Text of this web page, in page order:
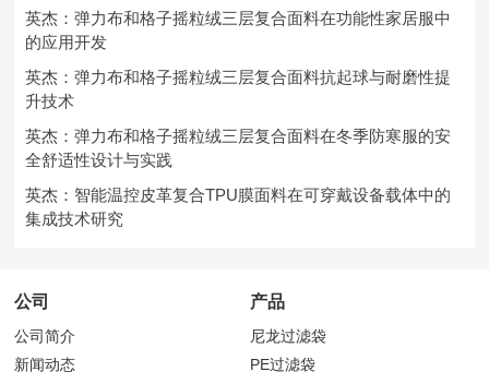
英杰：弹力布和格子摇粒绒三层复合面料在功能性家居服中
的应用开发
英杰：弹力布和格子摇粒绒三层复合面料抗起球与耐磨性提
升技术
英杰：弹力布和格子摇粒绒三层复合面料在冬季防寒服的安
全舒适性设计与实践
英杰：智能温控皮革复合TPU膜面料在可穿戴设备载体中的
集成技术研究
公司
公司简介
新闻动态
产品
尼龙过滤袋
PE过滤袋